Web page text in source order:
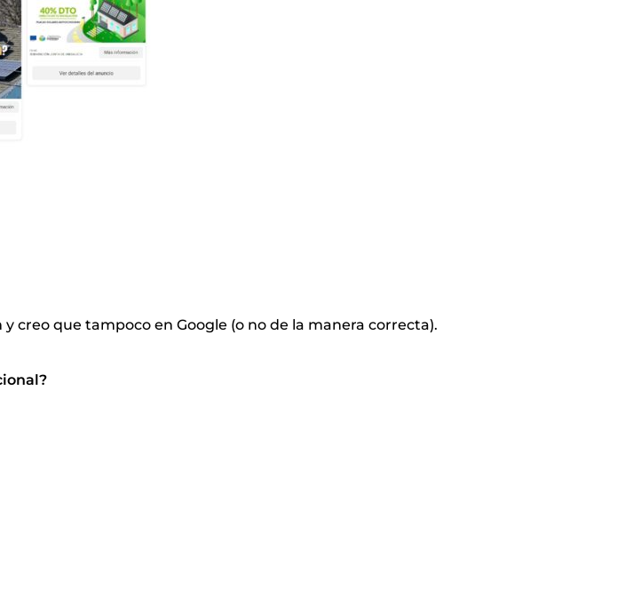
creo que tampoco en Google (o no de la manera correcta).